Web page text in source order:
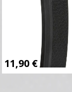
11,90 €